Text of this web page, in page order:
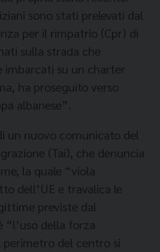
sono stati prelevati dal
per il rimpatrio (Cpr) di
sulla strada che
imbarcati su un charter
ha proseguito verso
albanese”.
un nuovo comunicato del
(Tai), che denuncia
la quale “viola
dell’UE e travalica le
previste dal
della forza
del centro si